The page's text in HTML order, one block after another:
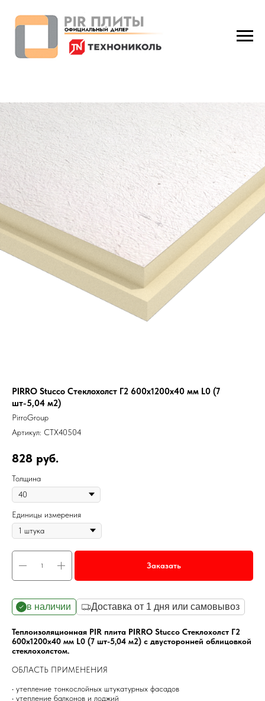
PIRRO Stucco Стеклохолст Г2 600х1200х40 мм L0 (7
шт-5,04 м2)
PirroGroup
Артикул: СТХ40504
828 руб.
Толщина
Единицы измерения
Заказать
в наличии Доставка от 1 дня или самовывоз
Теплоизоляционная PIR плита PIRRO Stucco Стеклохолст Г2
600х1200х40 мм L0 (7 шт-5,04 м2) с двусторонней облицовкой
стеклохолстом.
ОБЛАСТЬ ПРИМЕНЕНИЯ
• утепление тонкослойных штукатурных фасадов
• утепление балконов и лоджий